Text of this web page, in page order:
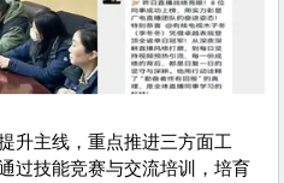
升主线，重点推进三方面工
过技能竞赛与交流培训，培育